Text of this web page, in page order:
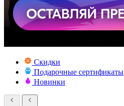
Скидки
Подарочные сертификаты
Новинки